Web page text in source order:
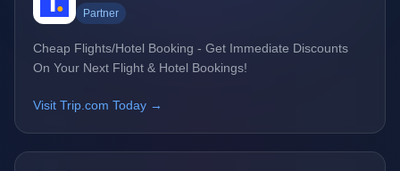
Partner
Cheap Flights/Hotel Booking - Get Immediate Discounts
On Your Next Flight & Hotel Bookings!
Visit Trip.com Today →